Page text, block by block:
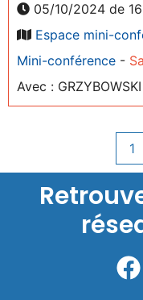
05/10/2024 de
Espace mini-
Mini-conférence -
Avec :
1